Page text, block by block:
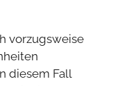
vorzugsweise
diesem Fall